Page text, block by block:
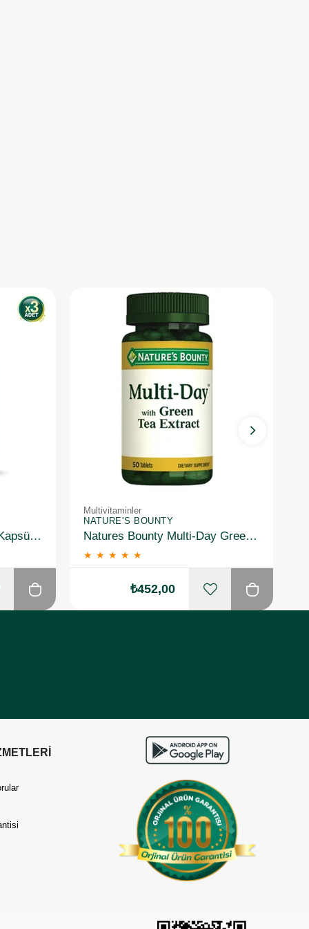
Solgar Nero Nutrients 30 Kapsül 3 Adet
Multivitaminler
NATURE'S BOUNTY
Natures Bounty Multi-Day Green Tea Extract Takviye Edici Gıda 50 Tablet
★ ★ ★ ★ ★
₺452,00